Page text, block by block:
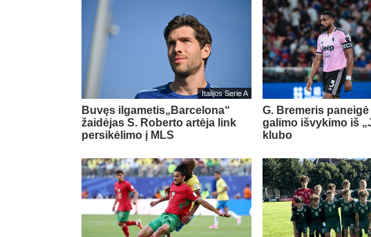
Italijos Serie A
Buvęs ilgametis„Barcelona“
žaidėjas S. Roberto artėja link
persikėlimo į MLS
G. Bremeris
galimo išvykimo iš
klubo